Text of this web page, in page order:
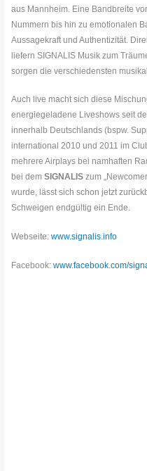
aus Mannheim. Eine Bandbreite
Nummern bis hin zu emotionalen
Aussagekraft und Authentizität.
liefern SIGNALIS Musik zum
sorgen die verschiedensten
Auch live macht sich diese
energiegeladene Liveshows seit
innerhalb Deutschlands (bspw.
international 2010 und 2011 im
mehrere Airplays bei namhaften
bei demSIGNALIS zum
wurde, lässt sich schon jetzt
Schweigen endgültig ein Ende.
Webseite:www.signalis.info
Facebook:www.facebook.com/